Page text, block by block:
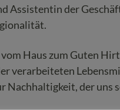
Assistentin der
vom Haus zum Guten
verarbeiteten
Nachhaltigkeit, der uns